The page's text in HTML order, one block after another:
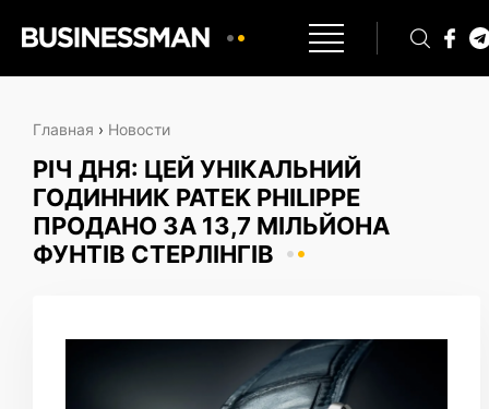
Главная › Новости
РІЧ ДНЯ: ЦЕЙ УНІКАЛЬНИЙ
ГОДИННИК PATEK PHILIPPE
ПРОДАНО ЗА 13,7 МІЛЬЙОНА
ФУНТІВ СТЕРЛІНГІВ